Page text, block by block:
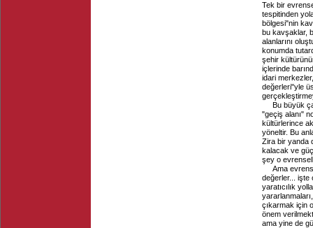
Tek bir
tespitinden
bölgesi"nin
bu kavşaklar,
alanlarını
konumda
şehir
içlerinde
idari
değerleri"yle
Bu büyük
"geçiş alanı"
kültürlerince
yöneltir. Bu
Zira bir yanda
kalacak ve
şey o
Ama
değerler... işte
yaratıcılık
çıkarmak için
önem
ama yine de